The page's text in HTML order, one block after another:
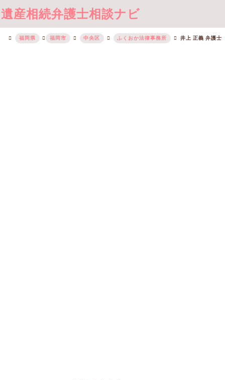
遺産相続弁護士相談ナビ
福岡県 福岡市 中央区 ふくおか法律事務所 井上 正義 弁護士